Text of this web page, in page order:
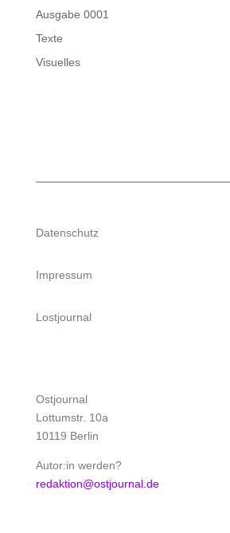
Ausgabe 0001
Texte
Visuelles
Datenschutz
Impressum
Lostjournal
Ostjournal
Lottumstr. 10a
10119 Berlin
Autor:in werden?
redaktion@ostjournal.de